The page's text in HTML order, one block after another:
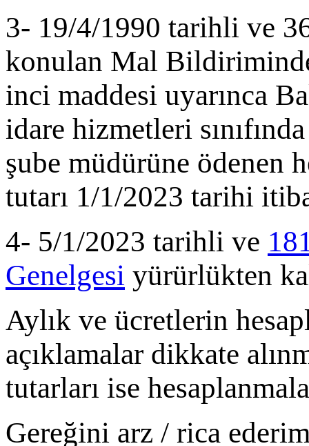
3- 19/4/1990 tarihli ve
konulan Mal
inci maddesi uyarınca
idare hizmetleri
şube müdürüne ödenen
tutarı 1/1/2023 tarihi
4- 5/1/2023 tarihli ve
Genelgesi yürürlükten
Aylık ve ücretlerin
açıklamalar dikkate
tutarları ise
Gereğini arz / rica